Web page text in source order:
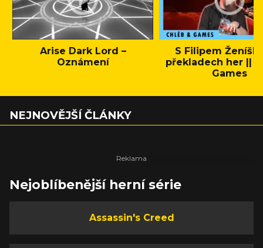
Arise Dark Lord –
Oznámení
S Filipem
překladech her ||
Games
NEJNOVĚJŠÍ ČLÁNKY
Nejoblíbenější herní série
Assassin's Creed